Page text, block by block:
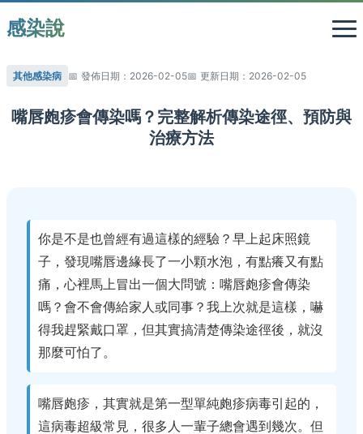
感染說
其他感染病 發佈日期：2026-02-05 更新日期：2026-02-05
嘴唇皰疹會傳染嗎？完整解析傳染途徑、預防與
治療方法
你是不是也曾經有過這樣的經驗？早上起床照鏡
子，發現嘴唇邊緣長了一小顆水泡，有點癢又有點
痛，心裡馬上冒出一個大問號：嘴唇皰疹會傳染
嗎？會不會傳給家人或同事？我上次就是這樣，嚇
得我趕緊戴口罩，但其實搞清楚傳染途徑後，就沒
那麼可怕了。
嘴唇皰疹，其實就是第一型單純皰疹病毒引起的，
這病毒超級常見，很多人一輩子總會遇到幾次。但